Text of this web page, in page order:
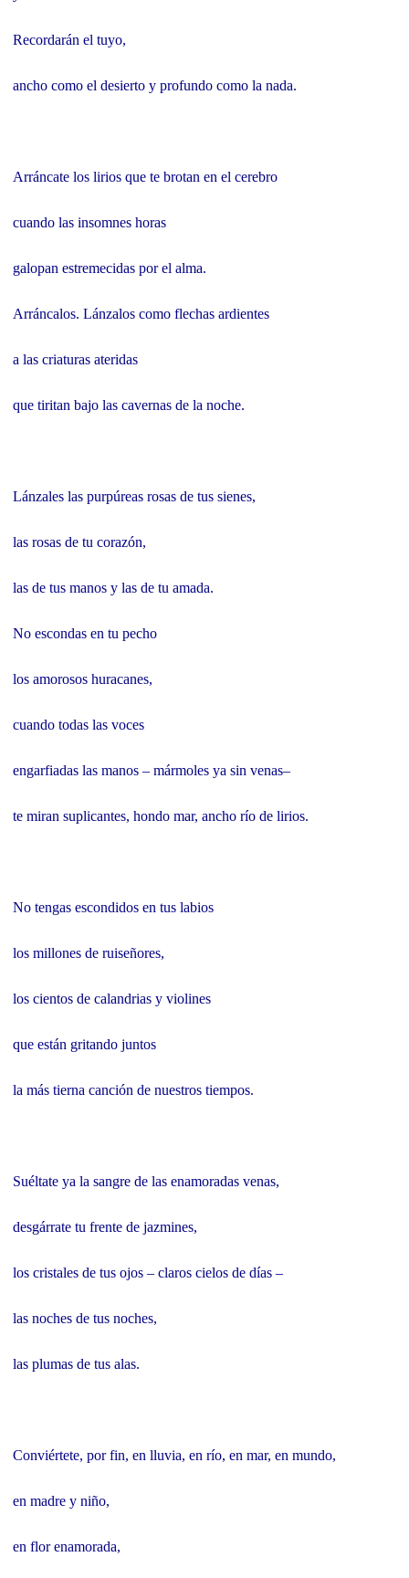
Recordarán el tuyo,
ancho como el desierto y profundo como la nada.
Arráncate los lirios que te brotan en el cerebro
cuando las insomnes horas
galopan estremecidas por el alma.
Arráncalos. Lánzalos como flechas ardientes
a las criaturas ateridas
que tiritan bajo las cavernas de la noche.
Lánzales las purpúreas rosas de tus sienes,
las rosas de tu corazón,
las de tus manos y las de tu amada.
No escondas en tu pecho
los amorosos huracanes,
cuando todas las voces
engarfiadas las manos – mármoles ya sin venas–
te miran suplicantes, hondo mar, ancho río de lirios.
No tengas escondidos en tus labios
los millones de ruiseñores,
los cientos de calandrias y violines
que están gritando juntos
la más tierna canción de nuestros tiempos.
Suéltate ya la sangre de las enamoradas venas,
desgárrate tu frente de jazmines,
los cristales de tus ojos – claros cielos de días –
las noches de tus noches,
las plumas de tus alas.
Conviértete, por fin, en lluvia, en río, en mar, en mundo,
en madre y niño,
en flor enamorada,